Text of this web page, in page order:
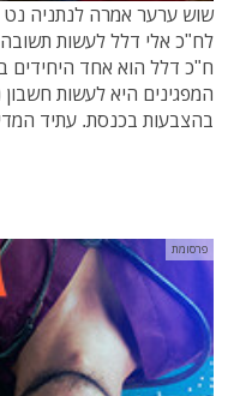
שוש ערער אמרה לנתניה נט
לח"כ אלי דלל לעשות תשובה
ח"כ דלל הוא אחד היחידים
המפגינים היא לעשות
בהצבעות בכנסת. עתיד
פרסומת